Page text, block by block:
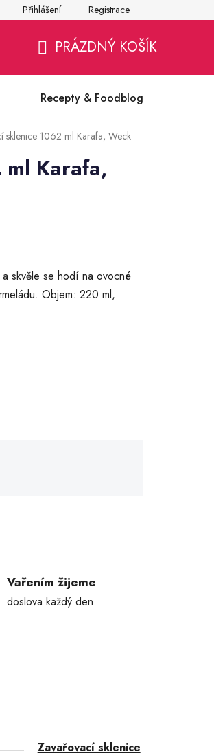
podmínky Ochrana osobních údajů
Přihlášení Registrace
KOŠÍK
PRÁZDNÝ KOŠÍK
Recepty & Foodblog
sklenice 1062 ml Karafa, Weck
Karafa,
skvěle se hodí na ovocné
Objem: 220 ml,
Vařením žijeme
doslova každý den
Zavařovací sklenice